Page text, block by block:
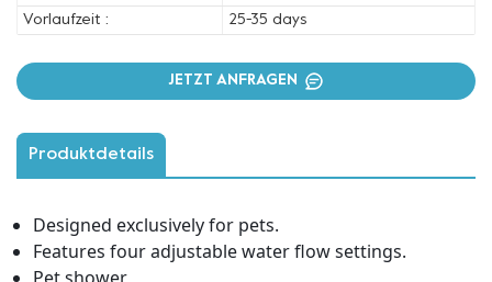
Vorlaufzeit :
25-35 days
JETZT ANFRAGEN
Produktdetails
Designed exclusively for pets.
Features four adjustable water flow settings.